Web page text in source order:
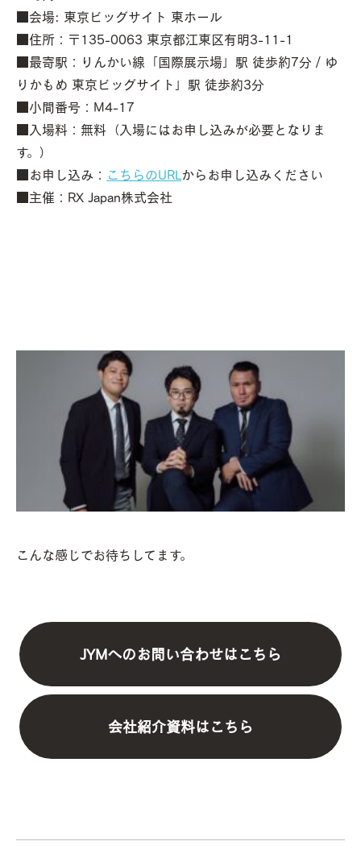
■会場: 東京ビッグサイト 東ホール
■住所：〒135-0063 東京都江東区有明3-11-1
■最寄駅：りんかい線「国際展示場」駅 徒歩約7分 / ゆ
りかもめ 東京ビッグサイト」駅 徒歩約3分
■小間番号：M4-17
■入場料：無料（入場にはお申し込みが必要となりま
す。）
■お申し込み：
こちらのURL からお申し込みください
■主催：RX Japan株式会社
こんな感じでお待ちしてます。
JYMへのお問い合わせはこちら
会社紹介資料はこちら